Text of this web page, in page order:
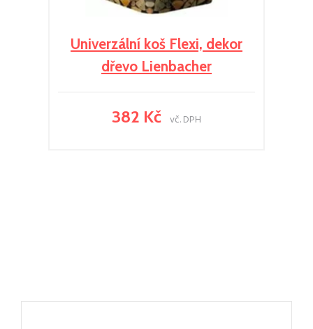
Univerzální koš Flexi, dekor
dřevo Lienbacher
382 Kč vč. DPH